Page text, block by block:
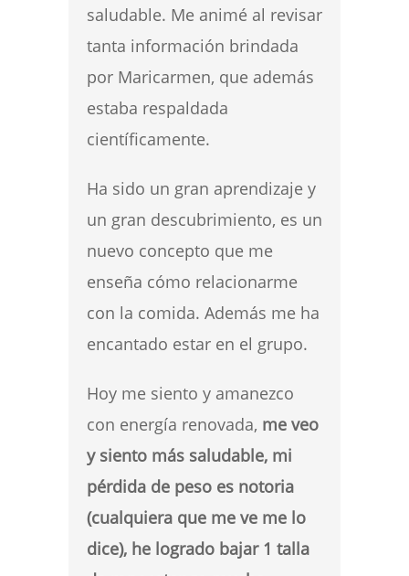
saludable. Me animé al revisar
tanta información brindada
por Maricarmen, que además
estaba respaldada
científicamente.
Ha sido un gran aprendizaje y
un gran descubrimiento, es un
nuevo concepto que me
enseña cómo relacionarme
con la comida. Además me ha
encantado estar en el grupo.
Hoy me siento y amanezco
con energía renovada, me veo
y siento más saludable, mi
pérdida de peso es notoria
(cualquiera que me ve me lo
dice), he logrado bajar 1 talla